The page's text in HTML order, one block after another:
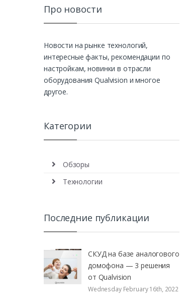
Про новости
Новости на рынке технологий,
интересные факты, рекомендации по
настройкам, новинки в отрасли
оборудования Qualvision и многое
другое.
Категории
Обзоры
Технологии
Последние публикации
СКУД на базе аналогового
домофона — 3 решения
от Qualvision
Wednesday February 16th, 2022